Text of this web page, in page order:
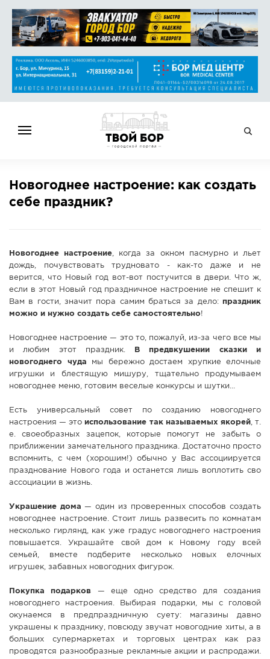
НОВОСТИ
СПРАВОЧНИК
АФИША
СПРАВКА
КАМЕРЫ
СТАТЬИ
ГОЛОСОВАНИЯ
Новогоднее настроение: как создать
себе праздник?
Новогоднее настроение, когда за окном пасмурно и льет
дождь, почувствовать трудновато - как-то даже и не
верится, что Новый год вот-вот постучится в двери. Что ж,
если в этот Новый год праздничное настроение не спешит к
Вам в гости, значит пора самим браться за дело: праздник
можно и нужно создать себе самостоятельно!
Новогоднее настроение — это то, пожалуй, из-за чего все мы
и любим этот праздник.
В предвкушении сказки и
новогоднего чуда мы бережно достаем хрупкие елочные
игрушки и блестящую мишуру, тщательно продумываем
новогоднее меню, готовим веселые конкурсы и шутки...
Есть универсальный совет по созданию новогоднего
настроения — это использование так называемых якорей, т.
е. своеобразных зацепок, которые помогут не забыть о
приближении замечательного праздника. Достаточно просто
вспомнить, с чем (хорошим!) обычно у Вас ассоциируется
празднование Нового года и останется лишь воплотить сво
ассоциации в жизнь.
Украшение дома — один из проверенных способов создать
новогоднее настроение. Стоит лишь развесить по комнатам
несколько гирлянд, как уже градус новогоднего настроения
повышается. Украшайте свой дом к Новому году всей
семьей, вместе подберите несколько новых елочных
игрушек, забавных новогодних фигурок.
Покупка подарков — еще одно средство для создания
новогоднего настроения. Выбирая подарки, мы с головой
окунаемся в предпраздничную суету: магазины давно
украшены к празднику, повсюду звучат новогодние хиты, а в
больших супермаркетах и торговых центрах как раз
проводятся разнообразные рекламные акции и распродажи.